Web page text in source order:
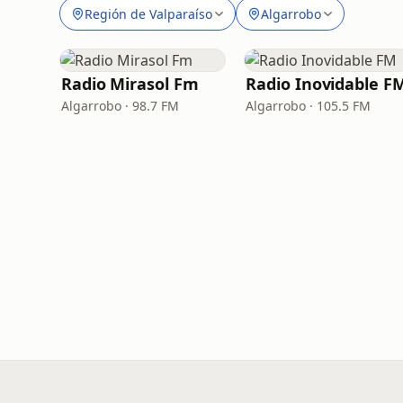
Región de Valparaíso Algarrobo
Radio Mirasol Fm
Algarrobo · 98.7 FM
Radio Inovidable
Algarrobo · 105.5 FM